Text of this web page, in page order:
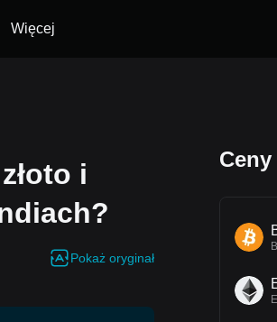
Więcej
i
Pokaż oryginał